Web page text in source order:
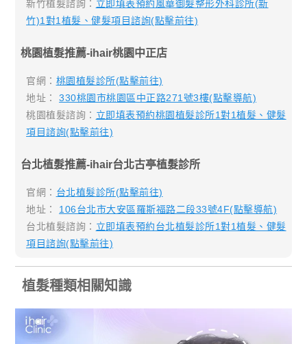
新竹植髮諮詢： 立即填表預約風華御髮整形外科診所(新
竹)1對1植髮、健髮項目諮詢(點擊前往)
桃園植髮推薦-ihair桃園中正店
官網： 桃園植髮診所(點擊前往)
地址：330桃園市桃園區中正路271號3樓(點擊導航)
桃園植髮諮詢： 立即填表預約桃園植髮診所1對1植髮、健髮
項目諮詢(點擊前往)
台北植髮推薦-ihair台北古亭植髮診所
官網： 台北植髮診所(點擊前往)
地址： 106台北市大安區羅斯福路二段33號4F(點擊導航)
台北植髮諮詢： 立即填表預約台北植髮診所1對1植髮、健髮
項目諮詢(點擊前往)
植髮種類相關知識